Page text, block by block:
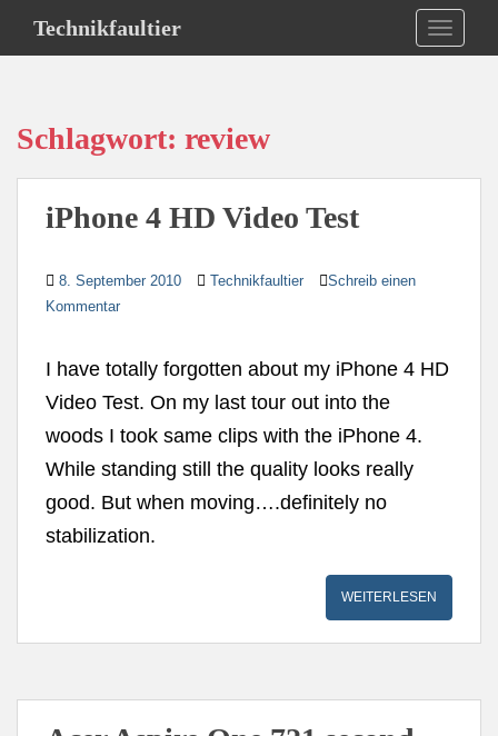
Technikfaultier
Schlagwort: review
iPhone 4 HD Video Test
8. September 2010 Technikfaultier
Schreib einen
Kommentar
I have totally forgotten about my iPhone 4 HD
Video Test. On my last tour out into the
woods I took same clips with the iPhone 4.
While standing still the quality looks really
good. But when moving….definitely no
stabilization.
WEITERLESEN